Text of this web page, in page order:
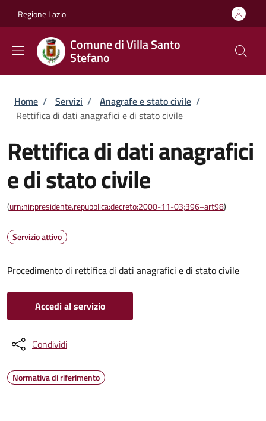
Regione Lazio
Comune di Villa Santo
Stefano
Briciole di pane
Home / Servizi / Anagrafe e stato civile /
Rettifica di dati anagrafici e di stato civile
Rettifica di dati anagrafici
e di stato civile
(urn:nir:presidente.repubblica:decreto:2000-11-03;396~art98)
Servizio attivo
Procedimento di rettifica di dati anagrafici e di stato civile
Accedi al servizio
Condividi
Normativa di riferimento